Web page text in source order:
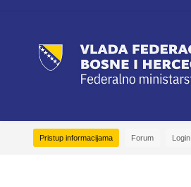
Pristup informacijama Forum Login